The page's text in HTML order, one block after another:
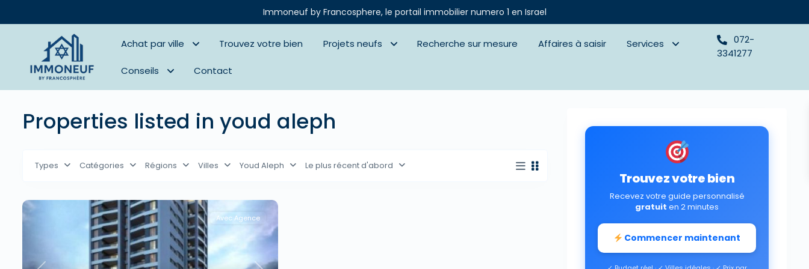
Immoneuf by Francosphere, le portail immobilier numero 1 en Israel
Achat par ville Trouvez votre bien Projets neufs Recherche sur mesure Affaires à saisir Services
Conseils Contact
072-
3341277
Properties listed in youd aleph
Types Catégories Régions Villes Youd Aleph Le plus récent d'abord
Avec Agence
Trouvez votre bien
Recevez votre guide personnalisé
gratuit en 2 minutes
Commencer maintenant